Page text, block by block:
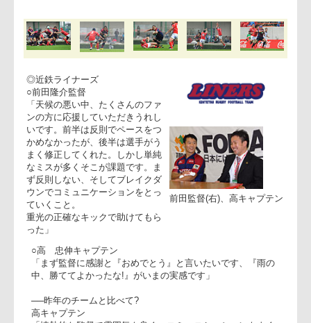
いに行くべきだった。次の東芝
戦に向けて準備をしていく」
「近鉄さんの堅いディフェンスで自分たちのラグビーができ
ず消極的になってしまった」
◎近鉄ライナーズ
○前田隆介監督
「天候の悪い中、たくさんのファ
ンの方に応援していただきうれし
いです。前半は反則でペースをつ
かめなかったが、後半は選手がう
なミスが多くそこが課題です。ま
ず反則しない、そしてブレイクダ